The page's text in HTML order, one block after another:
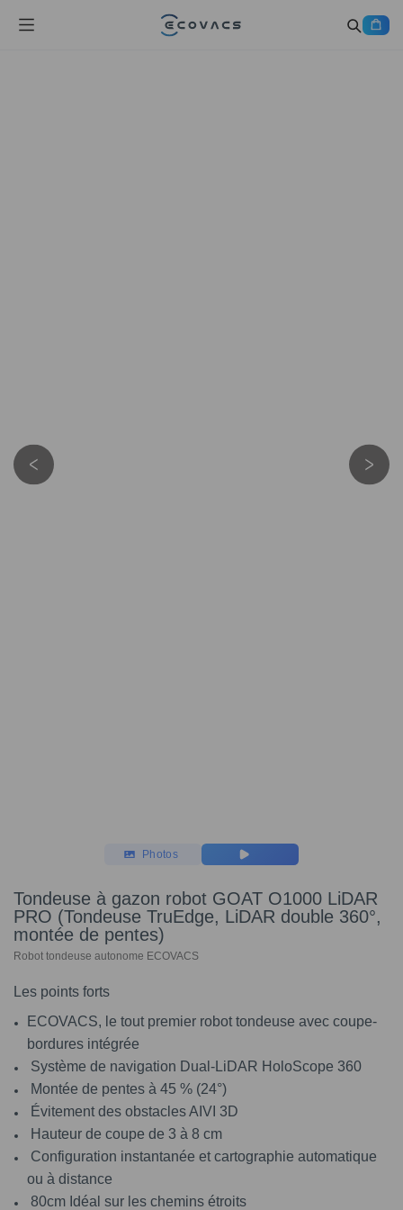
Photos
Tondeuse à gazon robot GOAT O1000 LiDAR
PRO (Tondeuse TruEdge, LiDAR double 360°,
montée de pentes)
Robot tondeuse autonome ECOVACS
Les points forts
ECOVACS, le tout premier robot tondeuse avec coupe-
bordures intégrée
Système de navigation Dual-LiDAR HoloScope 360
Montée de pentes à 45 % (24°)
Évitement des obstacles AIVI 3D
Hauteur de coupe de 3 à 8 cm
Configuration instantanée et cartographie automatique
ou à distance
80cm Idéal sur les chemins étroits